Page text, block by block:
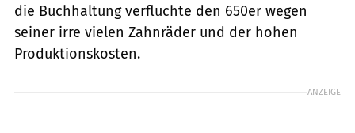
die Buchhaltung verfluchte den 650er wegen
seiner irre vielen Zahnräder und der hohen
Produktionskosten.
ANZEIGE